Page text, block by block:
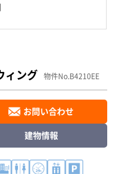
ィング 物件No.B4210EE
お問い合わせ
建物情報